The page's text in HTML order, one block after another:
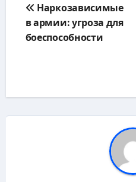
по
записям
Наркозависимые
в армии: угроза для
боеспособности